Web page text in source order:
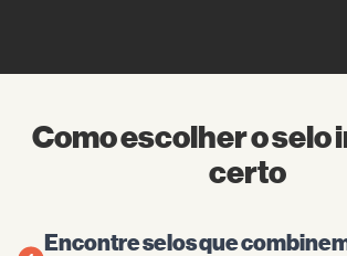
Como escolher o selo
certo
Encontre selos que